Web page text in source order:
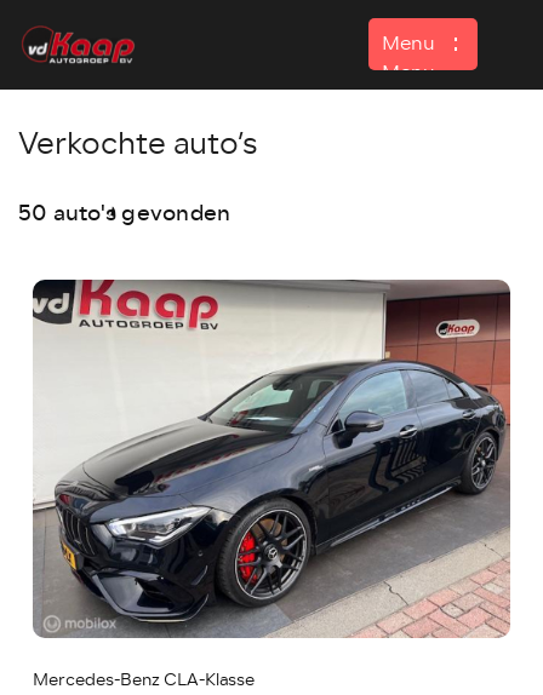
Menu
Menu
Home
Aanbod
Verkochte auto’s
50 auto's gevonden
Mercedes-Benz CLA-Klasse